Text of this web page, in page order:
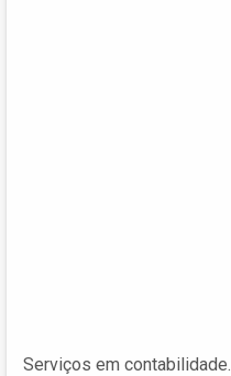
Serviços em contabilidade.